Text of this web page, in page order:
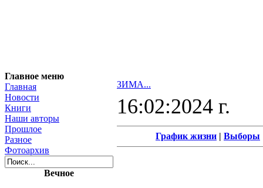
Главное меню
Главная
Новости
Книги
Наши авторы
Прошлое
Разное
Фотоархив
Вечное
ЗИМА...
16:02:2024 г.
График жизни | Выборы